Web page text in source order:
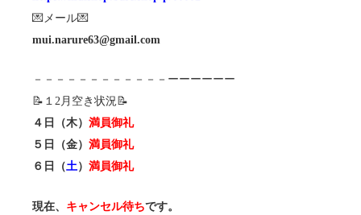
💌メール💌
mui.narure63@gmail.com
－－－－－－－－－－－－ーーーーーー
📝１2月空き状況📝
４日（木） 満員御礼
５日（金） 満員御礼
６ 日（土） 満員御礼
現在、 キャンセル待ちです。